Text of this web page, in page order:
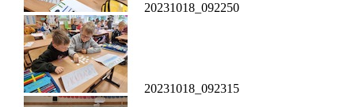
20231018_092250
20231018_092315